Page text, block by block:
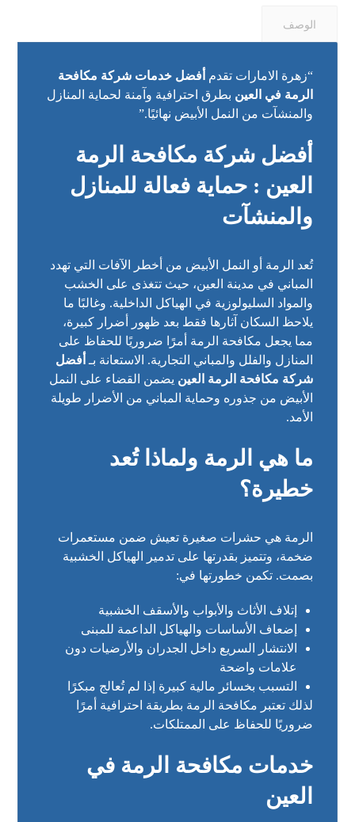
الوصف
“زهرة الامارات تقدم أفضل خدمات شركة مكافحة
الرمة في العين بطرق احترافية وآمنة لحماية المنازل
والمنشآت من النمل الأبيض نهائيًا.”
أفضل شركة مكافحة الرمة
العين : حماية فعالة للمنازل
والمنشآت
تُعد الرمة أو النمل الأبيض من أخطر الآفات التي تهدد
المباني في مدينة العين، حيث تتغذى على الخشب
والمواد السليولوزية في الهياكل الداخلية. وغالبًا ما
يلاحظ السكان آثارها فقط بعد ظهور أضرار كبيرة،
مما يجعل مكافحة الرمة أمرًا ضروريًا للحفاظ على
المنازل والفلل والمباني التجارية. الاستعانة بـ أفضل
شركة مكافحة الرمة العين يضمن القضاء على النمل
الأبيض من جذوره وحماية المباني من الأضرار طويلة
الأمد.
ما هي الرمة ولماذا تُعد
خطيرة؟
الرمة هي حشرات صغيرة تعيش ضمن مستعمرات
ضخمة، وتتميز بقدرتها على تدمير الهياكل الخشبية
بصمت. تكمن خطورتها في:
إتلاف الأثاث والأبواب والأسقف الخشبية
إضعاف الأساسات والهياكل الداعمة للمبنى
الانتشار السريع داخل الجدران والأرضيات دون
علامات واضحة
التسبب بخسائر مالية كبيرة إذا لم تُعالج مبكرًا
لذلك تعتبر مكافحة الرمة بطريقة احترافية أمرًا
ضروريًا للحفاظ على الممتلكات.
خدمات مكافحة الرمة في
العين